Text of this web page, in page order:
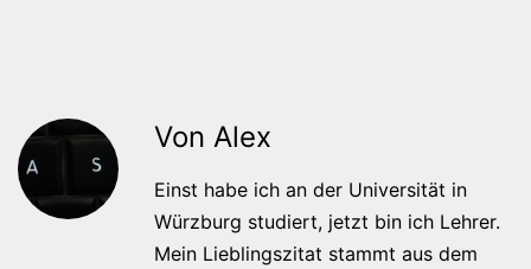
Von Alex
Einst habe ich an der Universität in
Würzburg studiert, jetzt bin ich Lehrer.
Mein Lieblingszitat stammt aus dem